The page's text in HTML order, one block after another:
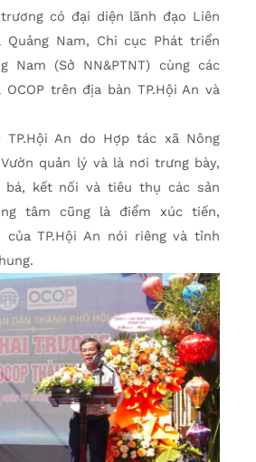
có đại diện lãnh đạo Liên
Nam, Chi cục Phát triển
Nam (Sở NN&PTNT) cùng các
trên địa bàn TP.Hội An và
TP.Hội An do Hợp tác xã Nông
quản lý và là nơi trưng bày,
bá, kết nối và tiêu thụ các sản
tâm cũng là điểm xúc tiến,
của TP.Hội An nói riêng và tỉnh